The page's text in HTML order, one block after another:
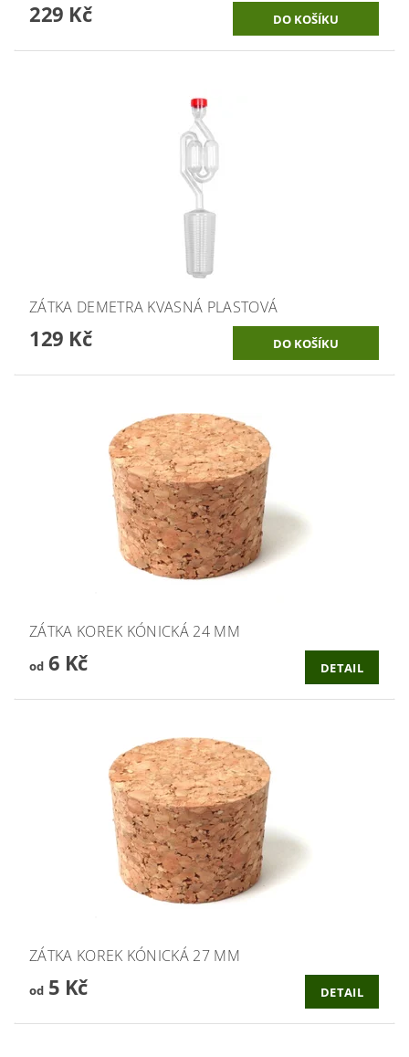
229 Kč
ZÁTKA DEMETRA KVASNÁ PLASTOVÁ
129 Kč
ZÁTKA KOREK KÓNICKÁ 24 MM
od6 Kč DETAIL
ZÁTKA KOREK KÓNICKÁ 27 MM
od5 Kč DETAIL